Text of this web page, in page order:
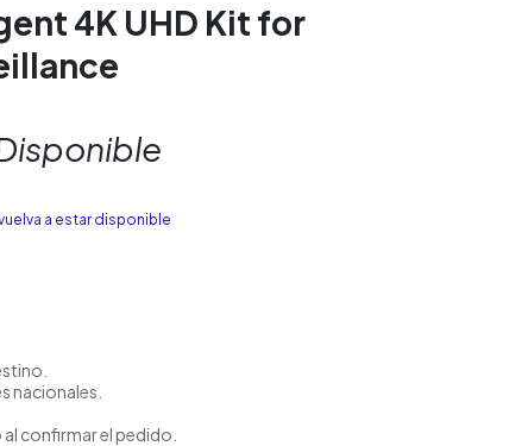
4K UHD Kit for
a estar disponible
nacionales.
confirmar el pedido.